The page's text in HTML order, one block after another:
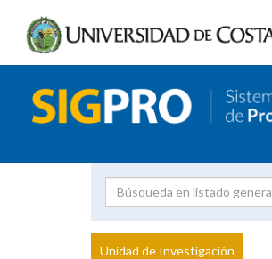
Proyecto
Unidad de Investigación